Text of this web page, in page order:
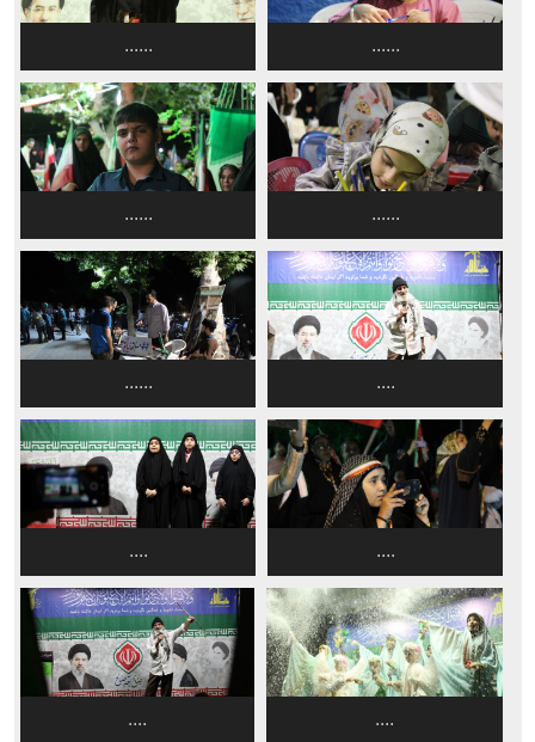
...... ......
...... ......
...... ....
.... ....
.... ....